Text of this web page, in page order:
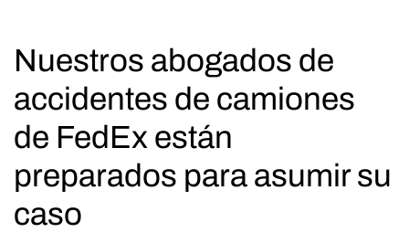
Nuestros abogados de
accidentes de camiones
de FedEx están
preparados para asumir su
caso